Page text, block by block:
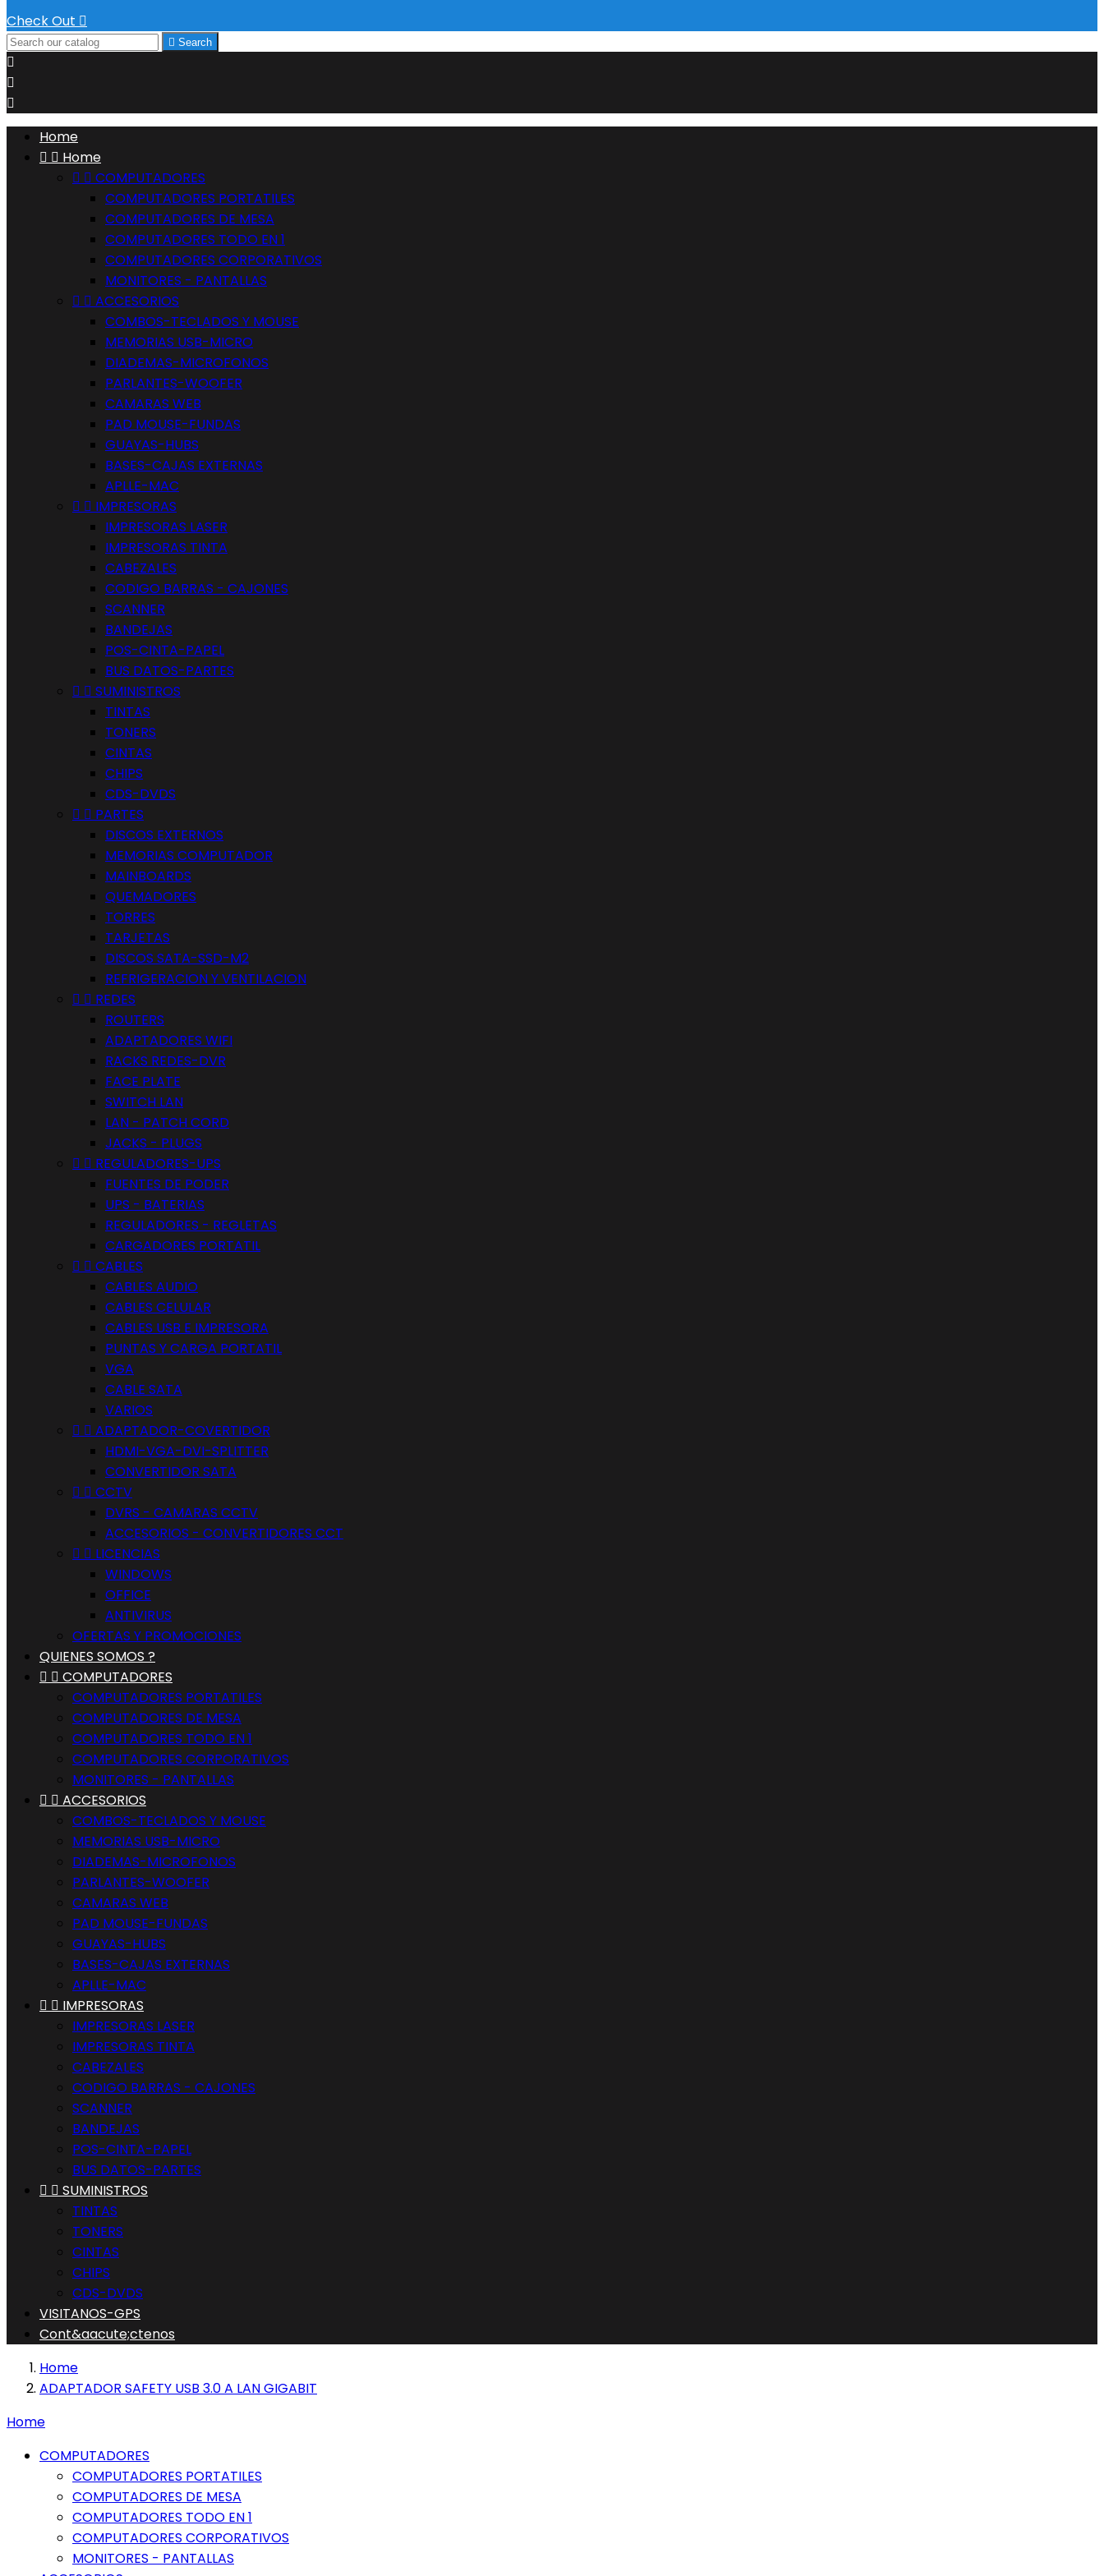
Check Out 
 Search



Home
  Home
  COMPUTADORES
COMPUTADORES PORTATILES
COMPUTADORES DE MESA
COMPUTADORES TODO EN 1
COMPUTADORES CORPORATIVOS
MONITORES - PANTALLAS
  ACCESORIOS
COMBOS-TECLADOS Y MOUSE
MEMORIAS USB-MICRO
DIADEMAS-MICROFONOS
PARLANTES-WOOFER
CAMARAS WEB
PAD MOUSE-FUNDAS
GUAYAS-HUBS
BASES-CAJAS EXTERNAS
APLLE-MAC
  IMPRESORAS
IMPRESORAS LASER
IMPRESORAS TINTA
CABEZALES
CODIGO BARRAS - CAJONES
SCANNER
BANDEJAS
POS-CINTA-PAPEL
BUS DATOS-PARTES
  SUMINISTROS
TINTAS
TONERS
CINTAS
CHIPS
CDS-DVDS
  PARTES
DISCOS EXTERNOS
MEMORIAS COMPUTADOR
MAINBOARDS
QUEMADORES
TORRES
TARJETAS
DISCOS SATA-SSD-M2
REFRIGERACION Y VENTILACION
  REDES
ROUTERS
ADAPTADORES WIFI
RACKS REDES-DVR
FACE PLATE
SWITCH LAN
LAN - PATCH CORD
JACKS - PLUGS
  REGULADORES-UPS
FUENTES DE PODER
UPS - BATERIAS
REGULADORES - REGLETAS
CARGADORES PORTATIL
  CABLES
CABLES AUDIO
CABLES CELULAR
CABLES USB E IMPRESORA
PUNTAS Y CARGA PORTATIL
VGA
CABLE SATA
VARIOS
  ADAPTADOR-COVERTIDOR
HDMI-VGA-DVI-SPLITTER
CONVERTIDOR SATA
  CCTV
DVRS - CAMARAS CCTV
ACCESORIOS - CONVERTIDORES CCT
  LICENCIAS
WINDOWS
OFFICE
ANTIVIRUS
OFERTAS Y PROMOCIONES
QUIENES SOMOS ?
  COMPUTADORES
COMPUTADORES PORTATILES
COMPUTADORES DE MESA
COMPUTADORES TODO EN 1
COMPUTADORES CORPORATIVOS
MONITORES - PANTALLAS
  ACCESORIOS
COMBOS-TECLADOS Y MOUSE
MEMORIAS USB-MICRO
DIADEMAS-MICROFONOS
PARLANTES-WOOFER
CAMARAS WEB
PAD MOUSE-FUNDAS
GUAYAS-HUBS
BASES-CAJAS EXTERNAS
APLLE-MAC
  IMPRESORAS
IMPRESORAS LASER
IMPRESORAS TINTA
CABEZALES
CODIGO BARRAS - CAJONES
SCANNER
BANDEJAS
POS-CINTA-PAPEL
BUS DATOS-PARTES
  SUMINISTROS
TINTAS
TONERS
CINTAS
CHIPS
CDS-DVDS
VISITANOS-GPS
Cont&aacute;ctenos
Home
ADAPTADOR SAFETY USB 3.0 A LAN GIGABIT
Home
COMPUTADORES
COMPUTADORES PORTATILES
COMPUTADORES DE MESA
COMPUTADORES TODO EN 1
COMPUTADORES CORPORATIVOS
MONITORES - PANTALLAS